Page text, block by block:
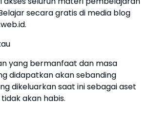
secara gratis di media blog
yang bermanfaat dan masa
didapatkan akan sebanding
dikeluarkan saat ini sebagai aset
akan habis.